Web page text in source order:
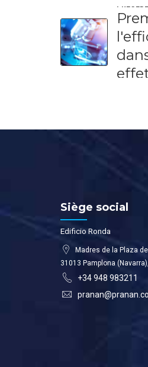
Siège social
Edificio Ronda
Madres de la Plaza
31013 Pamplona
+34 948 983211